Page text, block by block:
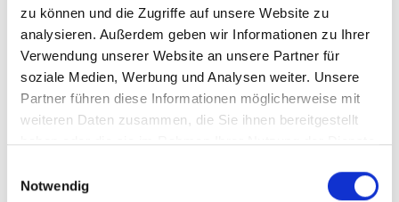
zu können und die Zugriffe auf unsere Website zu
analysieren. Außerdem geben wir Informationen zu Ihrer
Verwendung unserer Website an unsere Partner für
soziale Medien, Werbung und Analysen weiter. Unsere
Partner führen diese Informationen möglicherweise mit
weiteren Daten zusammen, die Sie ihnen bereitgestellt
haben oder die sie im Rahmen Ihrer Nutzung der Dienste
Notwendig